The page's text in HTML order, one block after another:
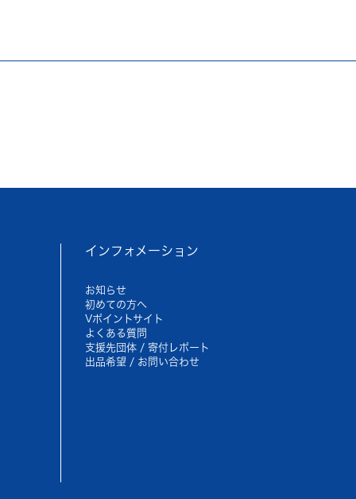
インフォメーション
お知らせ
初めての方へ
Vポイントサイト
よくある質問
支援先団体 / 寄付レポート
出品希望 / お問い合わせ